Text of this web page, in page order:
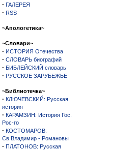
· ГАЛЕРЕЯ
· RSS
~Апологетика~
~Словари~
· ИСТОРИЯ Отечества
· СЛОВАРЬ биографий
· БИБЛЕЙСКИЙ словарь
· РУССКОЕ ЗАРУБЕЖЬЕ
~Библиотечка~
· КЛЮЧЕВСКИЙ: Русская
история
· КАРАМЗИН: История Гос.
Рос-го
· КОСТОМАРОВ:
Св.Владимир - Романовы
· ПЛАТОНОВ: Русская